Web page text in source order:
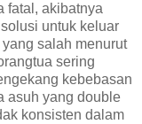
fatal, akibatnya
untuk keluar
salah menurut
sering
kebebasan
asuh yang double
konsisten dalam